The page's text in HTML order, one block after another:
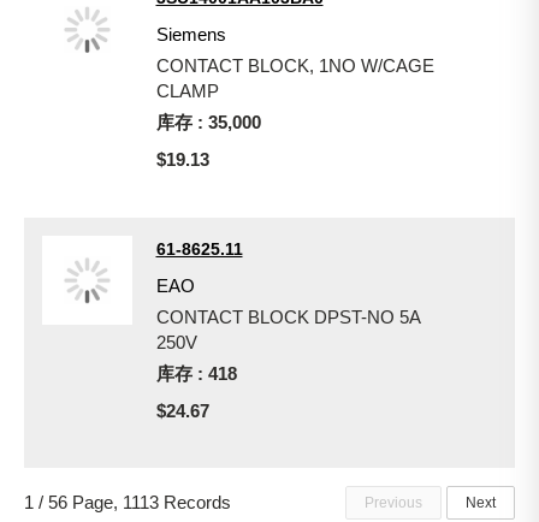
Siemens
CONTACT BLOCK, 1NO W/CAGE
CLAMP
库存 : 35,000
$19.13
61-8625.11
EAO
CONTACT BLOCK DPST-NO 5A
250V
库存 : 418
$24.67
1 / 56 Page, 1113 Records Previous Next